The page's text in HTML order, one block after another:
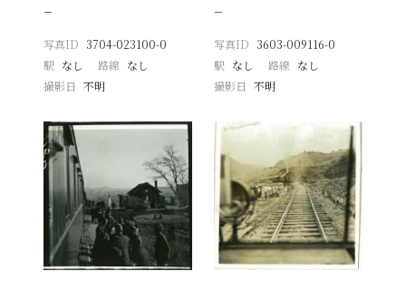
−
写真ID 3704-023100-0
駅 なし 路線 なし
撮影日
不明
−
写真ID 3603-009116-0
駅 なし 路線 なし
撮影日 不明